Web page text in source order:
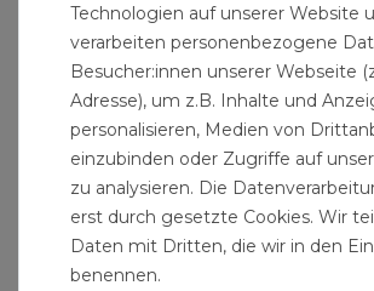
Messing
Erweiterung von
Klemmverbinder aus Messing
Verlängerung und Neubau
Wasserrohren
Messing Fittinge geeignet für
Heizung-, Klima- und
Messing
Technologien auf unserer Website
verarbeiten personenbezogene
Besucher:innen unserer Webseite
Adresse), um z.B. Inhalte und
personalisieren, Medien von
einzubinden oder Zugriffe auf
zu analysieren. Die
erst durch gesetzte Cookies. Wir
Daten mit Dritten, die wir in den
benennen.